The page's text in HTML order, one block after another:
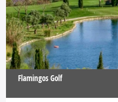
Flamingos Golf